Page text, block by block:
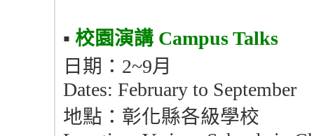
▪︎ 校園演講 Campus Talks
日期：2~9月
Dates: February to September
地點：彰化縣各級學校